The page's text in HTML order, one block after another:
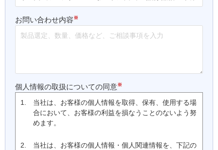
お問い合わせ内容※
個人情報の取扱についての同意※
1.
当社は、お客様の個人情報を取得、保有、使用する場
合において、お客様の利益を損なうことのないよう努
めます。
2.
当社は、お客様の個人情報・個人関連情報を、下記の